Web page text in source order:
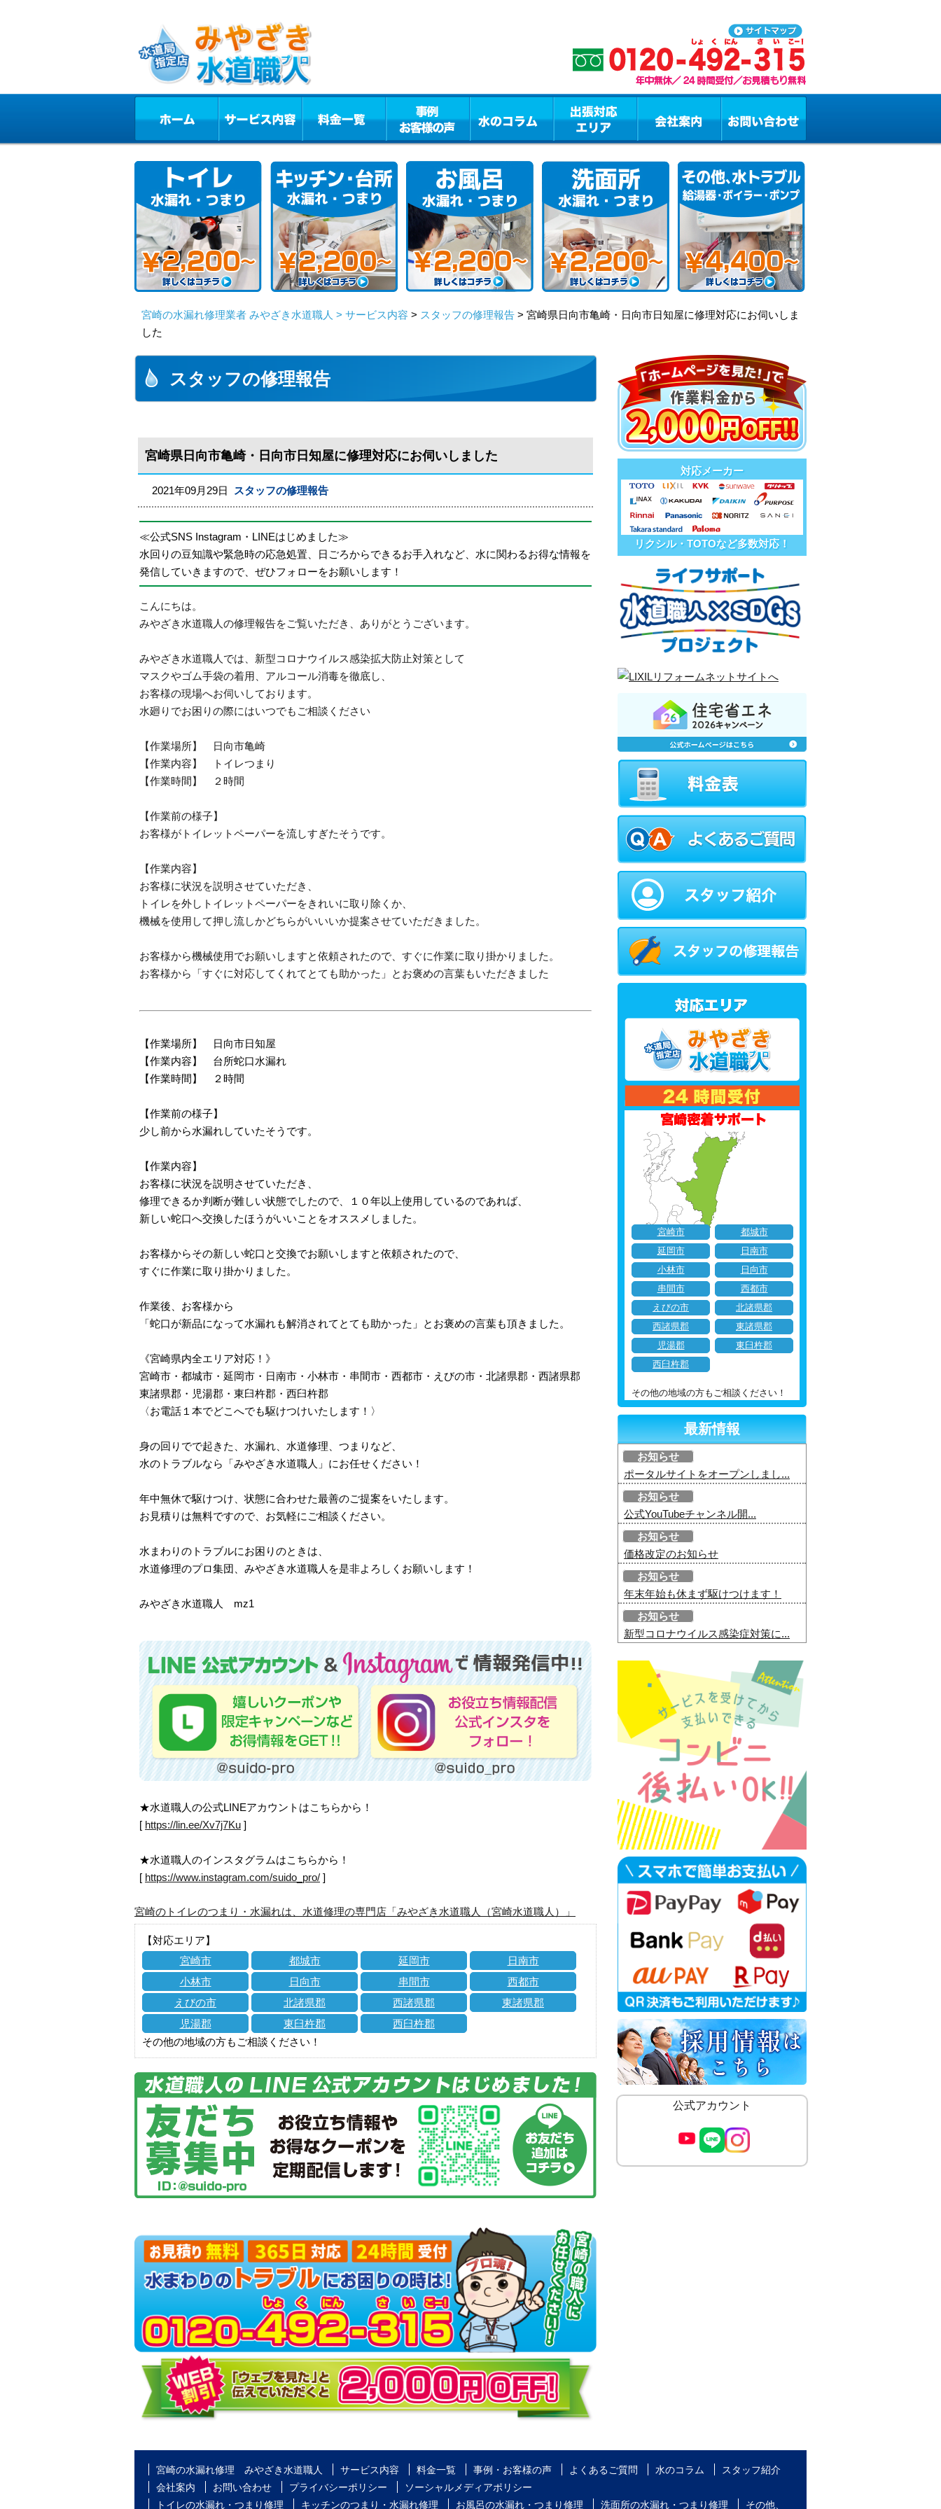
宮崎の水漏れ修理業者 みやざき水道職人 > サービス内容 > スタッフの修理報告 > 宮崎県日向市亀崎・日向市日知屋に修理対応にお伺いしま
した
スタッフの修理報告
宮崎県日向市亀崎・日向市日知屋に修理対応にお伺いしました
2021年09月29日 スタッフの修理報告
≪公式SNS Instagram・LINEはじめました≫
水回りの豆知識や緊急時の応急処置、日ごろからできるお手入れなど、水に関わるお得な情報を
発信していきますので、ぜひフォローをお願いします！
こんにちは。
みやざき水道職人の修理報告をご覧いただき、ありがとうございます。
みやざき水道職人では、新型コロナウイルス感染拡大防止対策として
マスクやゴム手袋の着用、アルコール消毒を徹底し、
お客様の現場へお伺いしております。
水廻りでお困りの際にはいつでもご相談ください
【作業場所】 日向市亀崎
【作業内容】 トイレつまり
【作業時間】 ２時間
【作業前の様子】
お客様がトイレットペーパーを流しすぎたそうです。
【作業内容】
お客様に状況を説明させていただき、
トイレを外しトイレットペーパーをきれいに取り除くか、
機械を使用して押し流しかどちらがいいいか提案させていただきました。
お客様から機械使用でお願いしますと依頼されたので、すぐに作業に取り掛かりました。
お客様から「すぐに対応してくれてとても助かった」とお褒めの言葉もいただきました
【作業場所】 日向市日知屋
【作業内容】 台所蛇口水漏れ
【作業時間】 ２時間
【作業前の様子】
少し前から水漏れしていたそうです。
【作業内容】
お客様に状況を説明させていただき、
修理できるか判断が難しい状態でしたので、１０年以上使用しているのであれば、
新しい蛇口へ交換したほうがいいことをオススメしました。
お客様からその新しい蛇口と交換でお願いしますと依頼されたので、
すぐに作業に取り掛かりました。
作業後、お客様から
「蛇口が新品になって水漏れも解消されてとても助かった」とお褒めの言葉も頂きました。
《宮崎県内全エリア対応！》
宮崎市・都城市・延岡市・日南市・小林市・串間市・西都市・えびの市・北諸県郡・西諸県郡
東諸県郡・児湯郡・東臼杵郡・西臼杵郡
〈お電話１本でどこへでも駆けつけいたします！〉
身の回りでで起きた、水漏れ、水道修理、つまりなど、
水のトラブルなら「みやざき水道職人」にお任せください！
年中無休で駆けつけ、状態に合わせた最善のご提案をいたします。
お見積りは無料ですので、お気軽にご相談ください。
水まわりのトラブルにお困りのときは、
水道修理のプロ集団、みやざき水道職人を是非よろしくお願いします！
みやざき水道職人 mz1
★水道職人の公式LINEアカウントはこちらから！
[ https://lin.ee/Xv7j7Ku ]
★水道職人のインスタグラムはこちらから！
[ https://www.instagram.com/suido_pro/ ]
宮崎のトイレのつまり・水漏れは、水道修理の専門店「みやざき水道職人（宮崎水道職人）」
【対応エリア】
宮崎市
都城市 延岡市
日南市
小林市
日向市 串間市
西都市
えびの市
北諸県郡 西諸県郡
東諸県郡
児湯郡
東臼杵郡
西臼杵郡
その他の地域の方もご相談ください！
対応メーカー
リクシル・TOTOなど多数対応！
宮崎市
都城市
延岡市
日南市
小林市
日向市
串間市
西都市
えびの市
北諸県郡
西諸県郡
東諸県郡
児湯郡
東臼杵郡
西臼杵郡
その他の地域の方もご相談ください！
最新情報
お知らせ
ポータルサイトをオープンしまし...
お知らせ
公式YouTubeチャンネル開...
お知らせ
価格改定のお知らせ
お知らせ
年末年始も休まず駆けつけます！
お知らせ
新型コロナウイルス感染症対策に...
公式アカウント
宮崎の水漏れ修理 みやざき水道職人 サービス内容 料金一覧 事例・お客様の声 よくあるご質問 水のコラム
スタッフ紹介
会社案内
お問い合わせ プライバシーポリシー
ソーシャルメディアポリシー
トイレの水漏れ・つまり修理
キッチンのつまり・水漏れ修理 お風呂の水漏れ・つまり修理 洗面所の水漏れ・つまり修理 その他、